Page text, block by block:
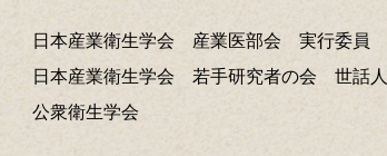
日本産業衛生学会 産業医部会 実行委員
日本産業衛生学会 若手研究者の会 世話人
公衆衛生学会